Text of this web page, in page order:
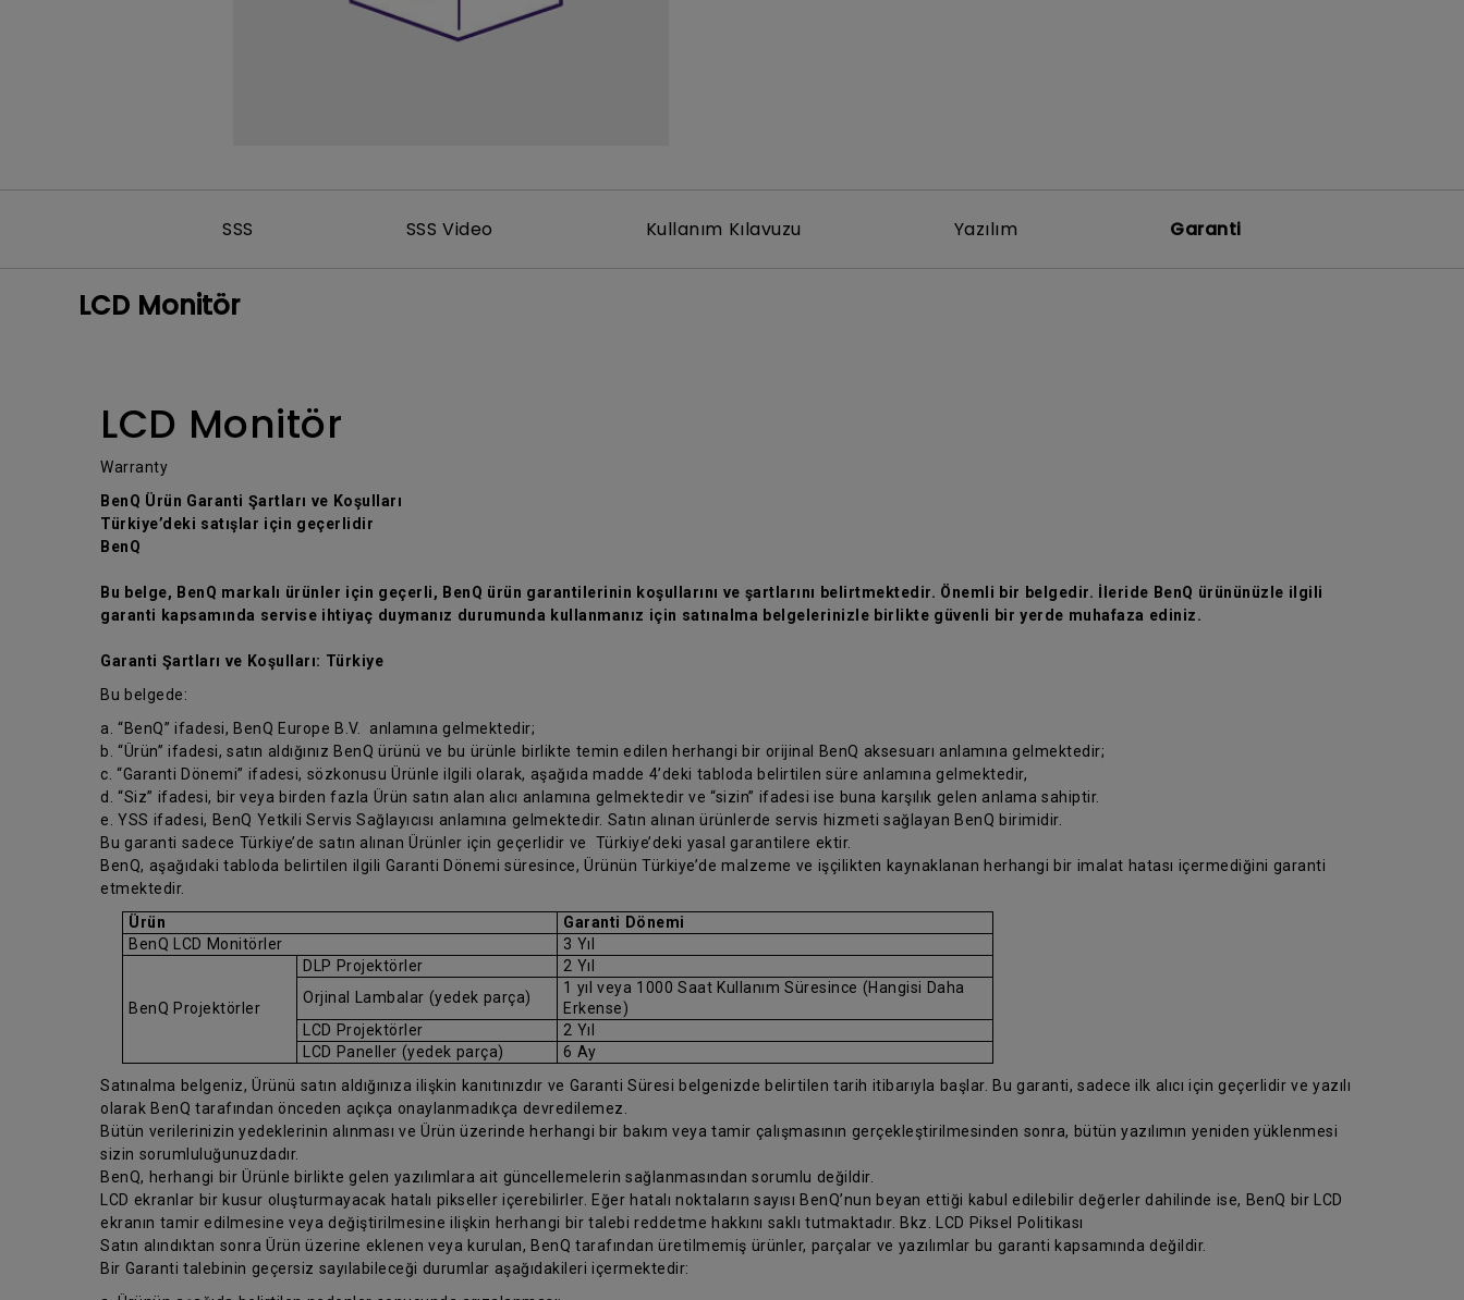
Düşük Giriş Gecikmesi ile
Yükseklik Ayarlı Stand ile
SSS SSS Video Kullanım Kılavuzu Yazılım Garanti
LCD Monitör
LCD Monitör
Warranty
BenQ Ürün Garanti Şartları ve Koşulları
Türkiye’deki satışlar için geçerlidir
BenQ
Bu belge, BenQ markalı ürünler için geçerli, BenQ ürün garantilerinin koşullarını ve şartlarını belirtmektedir. Önemli bir belgedir. İleride BenQ ürününüzle ilgili
garanti kapsamında servise ihtiyaç duymanız durumunda kullanmanız için satınalma belgelerinizle birlikte güvenli bir yerde muhafaza ediniz.
Garanti Şartları ve Koşulları: Türkiye
Bu belgede:
a. “BenQ” ifadesi, BenQ Europe B.V. anlamına gelmektedir;
b. “Ürün” ifadesi, satın aldığınız BenQ ürünü ve bu ürünle birlikte temin edilen herhangi bir orijinal BenQ aksesuarı anlamına gelmektedir;
c. “Garanti Dönemi” ifadesi, sözkonusu Ürünle ilgili olarak, aşağıda madde 4’deki tabloda belirtilen süre anlamına gelmektedir,
d. “Siz” ifadesi, bir veya birden fazla Ürün satın alan alıcı anlamına gelmektedir ve “sizin” ifadesi ise buna karşılık gelen anlama sahiptir.
e. YSS ifadesi, BenQ Yetkili Servis Sağlayıcısı anlamına gelmektedir. Satın alınan ürünlerde servis hizmeti sağlayan BenQ birimidir.
Bu garanti sadece Türkiye’de satın alınan Ürünler için geçerlidir ve Türkiye’deki yasal garantilere ektir.
BenQ, aşağıdaki tabloda belirtilen ilgili Garanti Dönemi süresince, Ürünün Türkiye’de malzeme ve işçilikten kaynaklanan herhangi bir imalat hatası içermediğini garanti
etmektedir.
Ürün
Garanti Dönemi
BenQ LCD Monitörler
3 Yıl
BenQ Projektörler
DLP Projektörler
2 Yıl
Orjinal Lambalar (yedek parça)
1 yıl veya 1000 Saat Kullanım Süresince (Hangisi Daha
Erkense)
LCD Projektörler
2 Yıl
LCD Paneller (yedek parça)
6 Ay
Satınalma belgeniz, Ürünü satın aldığınıza ilişkin kanıtınızdır ve Garanti Süresi belgenizde belirtilen tarih itibarıyla başlar. Bu garanti, sadece ilk alıcı için geçerlidir ve yazılı
olarak BenQ tarafından önceden açıkça onaylanmadıkça devredilemez.
Bütün verilerinizin yedeklerinin alınması ve Ürün üzerinde herhangi bir bakım veya tamir çalışmasının gerçekleştirilmesinden sonra, bütün yazılımın yeniden yüklenmesi
sizin sorumluluğunuzdadır.
BenQ, herhangi bir Ürünle birlikte gelen yazılımlara ait güncellemelerin sağlanmasından sorumlu değildir.
LCD ekranlar bir kusur oluşturmayacak hatalı pikseller içerebilirler. Eğer hatalı noktaların sayısı BenQ’nun beyan ettiği kabul edilebilir değerler dahilinde ise, BenQ bir LCD
ekranın tamir edilmesine veya değiştirilmesine ilişkin herhangi bir talebi reddetme hakkını saklı tutmaktadır. Bkz. LCD Piksel Politikası
Satın alındıktan sonra Ürün üzerine eklenen veya kurulan, BenQ tarafından üretilmemiş ürünler, parçalar ve yazılımlar bu garanti kapsamında değildir.
Bir Garanti talebinin geçersiz sayılabileceği durumlar aşağıdakileri içermektedir: